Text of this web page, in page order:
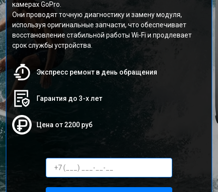
камерах GoPro.
Они проводят точную диагностику и замену модуля,
используя оригинальные запчасти, что обеспечивает
восстановление стабильной работы Wi-Fi и продлевает
срок службы устройства.
Экспресс ремонт в день обращения
Гарантия до 3-х лет
Цена от 2200 руб